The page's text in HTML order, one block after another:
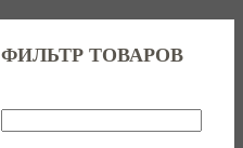
ФИЛЬТР ТОВАРОВ